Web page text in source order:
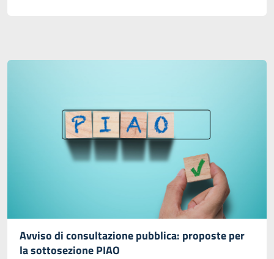
Avviso di consultazione pubblica: proposte per
la sottosezione PIAO